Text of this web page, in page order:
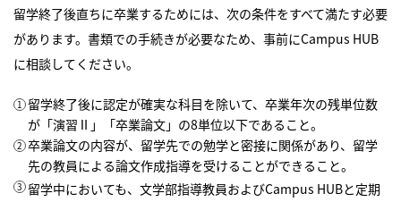
留学終了後直ちに卒業するためには、次の条件をすべて満たす必要
があります。書類での手続きが必要なため、事前にCampus HUB
に相談してください。
留学終了後に認定が確実な科目を除いて、卒業年次の残単位数
が「演習Ⅱ」「卒業論文」の8単位以下であること。
卒業論文の内容が、留学先での勉学と密接に関係があり、留学
先の教員による論文作成指導を受けることができること。
留学中においても、文学部指導教員およびCampus HUBと定期